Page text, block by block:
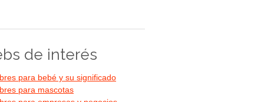
de interés
para bebé y su significado
para mascotas